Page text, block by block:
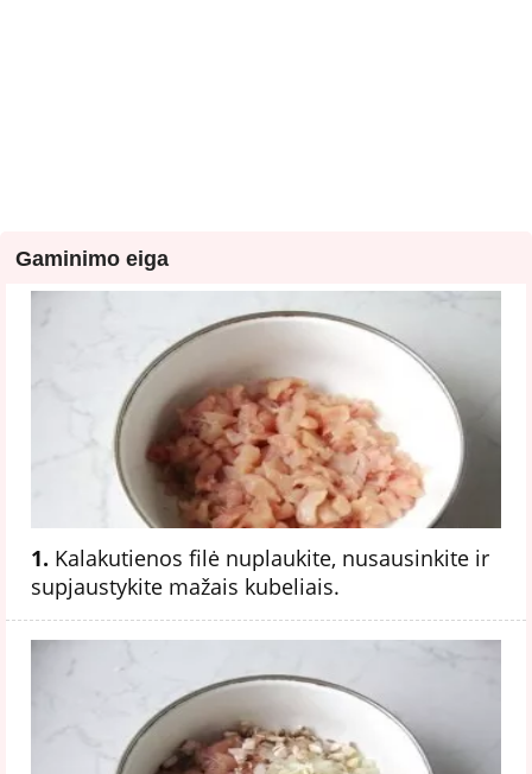
Gaminimo eiga
1. Kalakutienos filė nuplaukite, nusausinkite ir
supjaustykite mažais kubeliais.